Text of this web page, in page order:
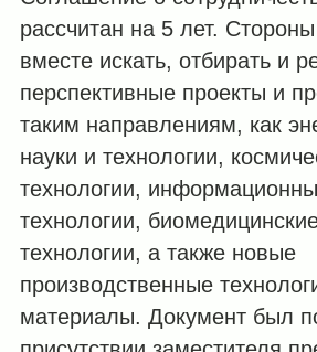
рассчитан на 5 лет.
вместе искать, отбирать и
перспективные проекты и
таким направлениям, как
науки и технологии,
технологии,
технологии,
технологии, а также новые
производственные
материалы. Документ был